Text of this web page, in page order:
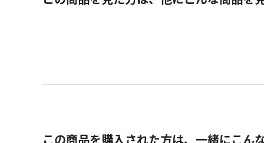
この商品を購入された方は、一緒にこん